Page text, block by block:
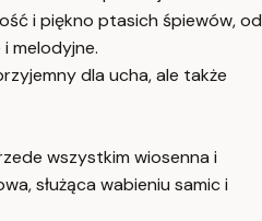
i piękno ptasich śpiewów, od
melodyjne.
dla ucha, ale także
wszystkim wiosenna i
służąca wabieniu samic i